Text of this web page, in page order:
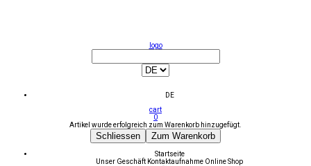
logo
DE
cart
0
Artikel wurde erfolgreich zum Warenkorb hinzugefügt.
Schliessen Zum Warenkorb
Startseite
Unser Geschäft Kontaktaufnahme Online Shop